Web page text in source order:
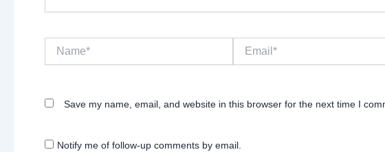
Name* Email*
Save my name, email, and website in this browser for the next time I
Notify me of follow-up comments by email.